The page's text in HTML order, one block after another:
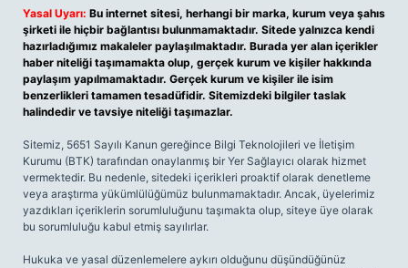
Yasal Uyarı: Bu internet sitesi, herhangi bir marka, kurum veya şahıs
şirketi ile hiçbir bağlantısı bulunmamaktadır. Sitede yalnızca kendi
hazırladığımız makaleler paylaşılmaktadır. Burada yer alan içerikler
haber niteliği taşımamakta olup, gerçek kurum ve kişiler hakkında
paylaşım yapılmamaktadır. Gerçek kurum ve kişiler ile isim
benzerlikleri tamamen tesadüfidir. Sitemizdeki bilgiler taslak
halindedir ve tavsiye niteliği taşımazlar.
Sitemiz, 5651 Sayılı Kanun gereğince Bilgi Teknolojileri ve İletişim
Kurumu (BTK) tarafından onaylanmış bir Yer Sağlayıcı olarak hizmet
vermektedir. Bu nedenle, sitedeki içerikleri proaktif olarak denetleme
veya araştırma yükümlülüğümüz bulunmamaktadır. Ancak, üyelerimiz
yazdıkları içeriklerin sorumluluğunu taşımakta olup, siteye üye olarak
bu sorumluluğu kabul etmiş sayılırlar.
Hukuka ve yasal düzenlemelere aykırı olduğunu düşündüğünüz